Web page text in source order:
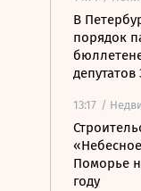
В
порядок
13:17 /
Поморье
году